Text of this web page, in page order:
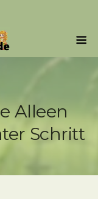
Alleen
Schritt